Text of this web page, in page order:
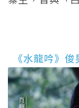
《水龍吟》